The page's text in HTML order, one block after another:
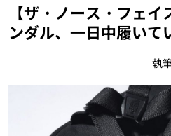
【ザ・ノース・フェ
ンダル、一日中履いて
執